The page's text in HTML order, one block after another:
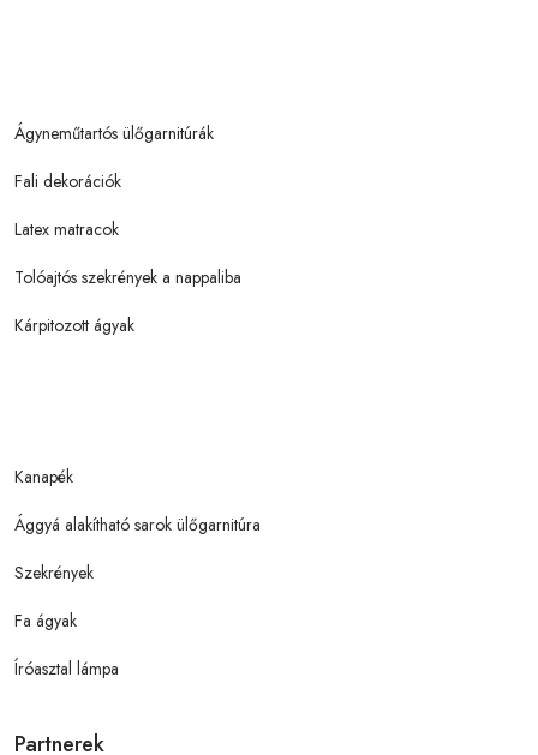
Ágyneműtartós ülőgarnitúrák
Fali dekorációk
Latex matracok
Tolóajtós szekrények a nappaliba
Kárpitozott ágyak
Kanapék
Ággyá alakítható sarok ülőgarnitúra
Szekrények
Fa ágyak
Íróasztal lámpa
Partnerek